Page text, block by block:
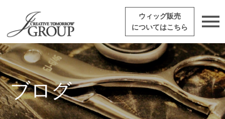
ウィッグ販売
についてはこちら
ブログ